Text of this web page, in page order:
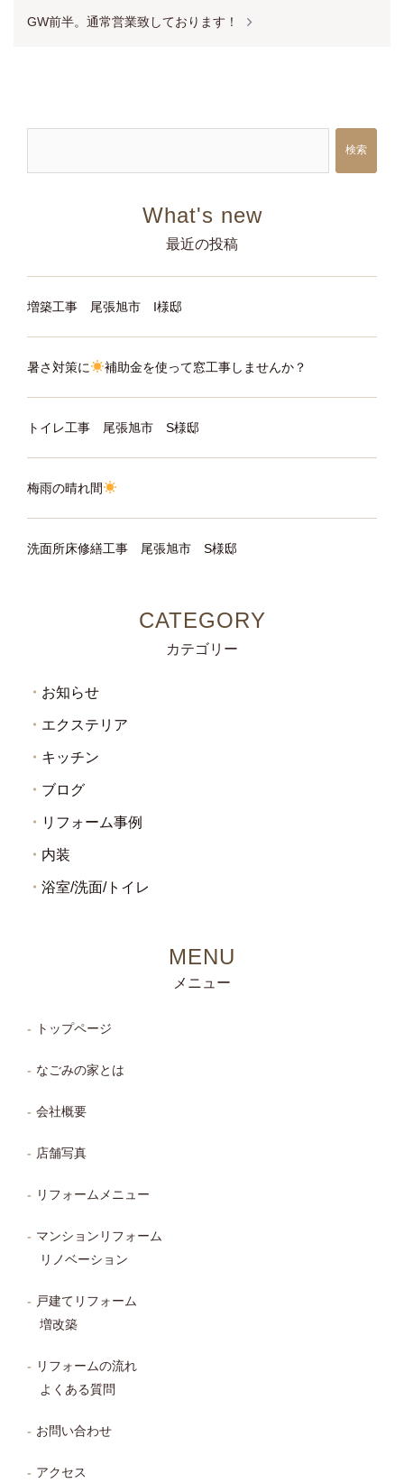
ナ
シ
ョ
GW前半。通常営業致しております！
検索
最近の投稿
増築工事 尾張旭市 I様邸
暑さ対策に 補助金を使って窓工事しませんか？
トイレ工事 尾張旭市 S様邸
梅雨の晴れ間
洗面所床修繕工事 尾張旭市 S様邸
カテゴリー
お知らせ
エクステリア
キッチン
ブログ
リフォーム事例
内装
浴室/洗面/トイレ
メニュー
トップページ
なごみの家とは
会社概要
店舗写真
リフォームメニュー
マンションリフォーム
リノベーション
戸建てリフォーム
増改築
リフォームの流れ
よくある質問
お問い合わせ
アクセス